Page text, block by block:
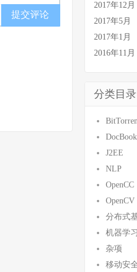
提交评论
2017年12月
2017年5月
2017年1月
2016年11月
分类目录
DocBook
J2EE
NLP
OpenCC
OpenCV
分布式
机器学习
杂项
移动安